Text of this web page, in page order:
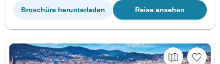
Reise ansehen
Broschüre herunterladen